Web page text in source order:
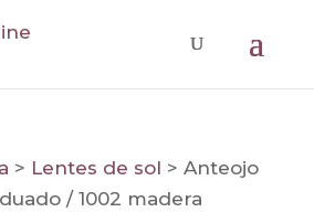
> Lentes de sol > Anteojo
/ 1002 madera